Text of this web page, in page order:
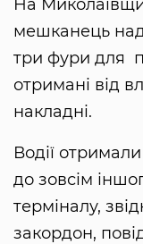
На
мешканець
три фури для
отримані від
накладні.
Водії
до зовсім
терміналу,
закордон,